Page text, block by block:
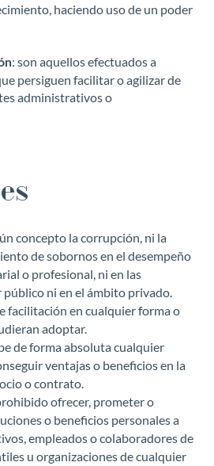
haciendo uso de un poder
: son aquellos efectuados a
persiguen facilitar o agilizar de
administrativos o
concepto la corrupción, ni la
de sobornos en el desempeño
o profesional, ni en las
público ni en el ámbito privado.
facilitación en cualquier forma o
adoptar.
de forma absoluta cualquier
ventajas o beneficios en la
o contrato.
ofrecer, prometer o
o beneficios personales a
empleados o colaboradores de
u organizaciones de cualquier